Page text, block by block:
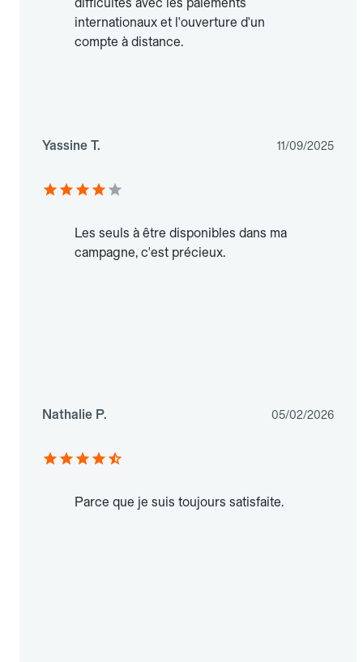
internationaux et l'ouverture d'un
compte à distance.
Yassine T. 11/09/2025
Les seuls à être disponibles dans ma
campagne, c'est précieux.
Nathalie P. 05/02/2026
Parce que je suis toujours satisfaite.